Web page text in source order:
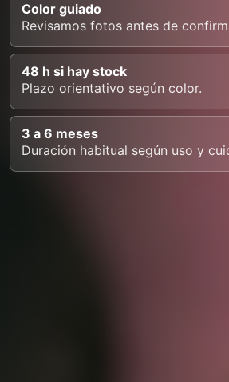
Color guiado
Revisamos fotos antes de
48 h si hay stock
Plazo orientativo según color.
3 a 6 meses
Duración habitual según uso y